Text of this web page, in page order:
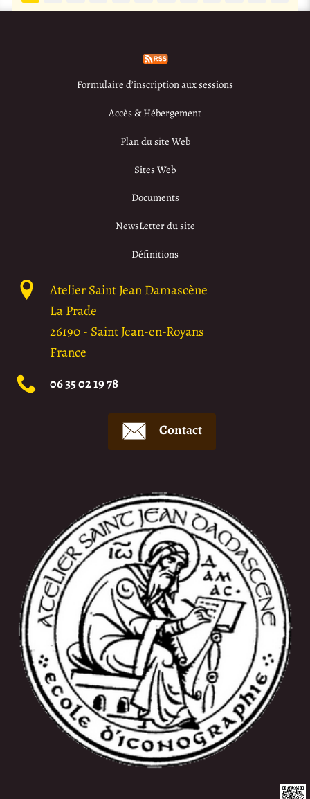
Formulaire d’inscription aux sessions
Accès & Hébergement
Plan du site Web
Sites Web
Documents
NewsLetter du site
Définitions
Atelier Saint Jean Damascène
La Prade
26190- Saint Jean-en-Royans
France
06 35 02 19 78
Contact